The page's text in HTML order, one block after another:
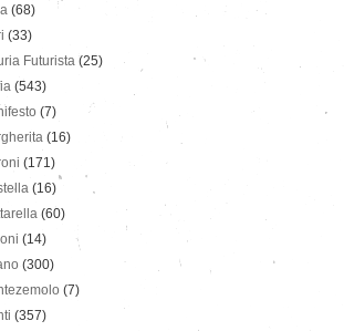
(68)
(33)
Futurista (25)
(543)
(7)
(16)
(171)
(16)
(60)
(14)
(300)
(7)
(357)